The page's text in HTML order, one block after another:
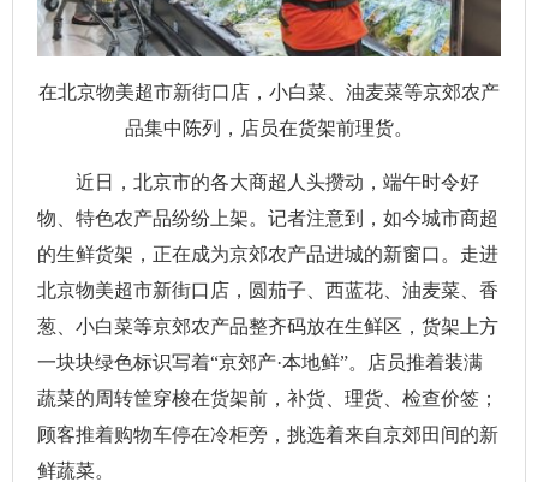
在北京物美超市新街口店，小白菜、油麦菜等京郊农产
品集中陈列，店员在货架前理货。
近日，北京市的各大商超人头攒动，端午时令好
物、特色农产品纷纷上架。记者注意到，如今城市商超
的生鲜货架，正在成为京郊农产品进城的新窗口。走进
北京物美超市新街口店，圆茄子、西蓝花、油麦菜、香
葱、小白菜等京郊农产品整齐码放在生鲜区，货架上方
一块块绿色标识写着“京郊产·本地鲜”。店员推着装满
蔬菜的周转筐穿梭在货架前，补货、理货、检查价签；
顾客推着购物车停在冷柜旁，挑选着来自京郊田间的新
鲜蔬菜。